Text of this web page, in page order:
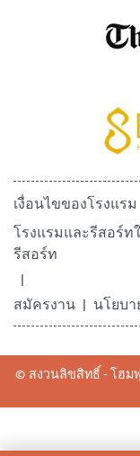
เงื่อนไขของโรงแรม
โรงแรมและรีสอร์ท
รีสอร์ท
สมัครงาน นโยบ
© สงวนลิขสิทธิ์ - โฮมพุ